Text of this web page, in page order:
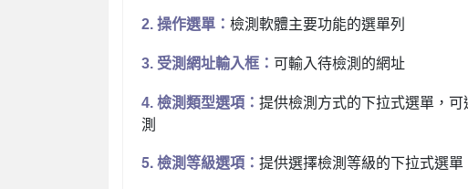
2. 操作選單： 檢測軟體主要功能的選單列
3. 受測網址輸入框 ： 可輸入待檢測的網址
4. 檢測類型選項 ： 提供檢測方式的下拉式選單，
測
5. 檢測等級選項 ： 提供選擇檢測等級的下拉式選單